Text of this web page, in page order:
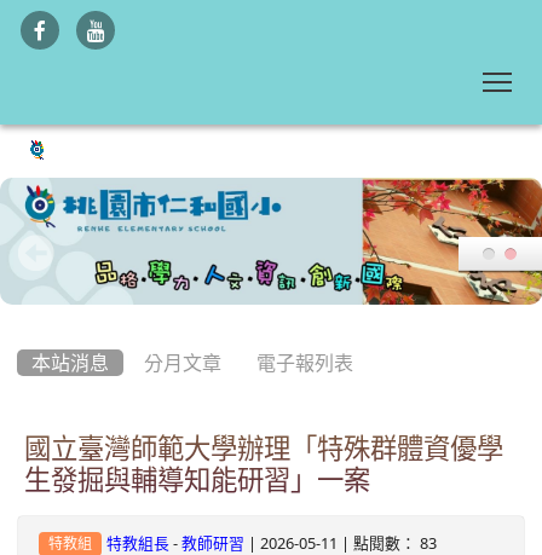
本站消息 分月文章 電子報列表
國立臺灣師範大學辦理「特殊群體資優學
生發掘與輔導知能研習」一案
特教組 特教組長- 教師研習 | 2026-05-11 | 點閱數： 83